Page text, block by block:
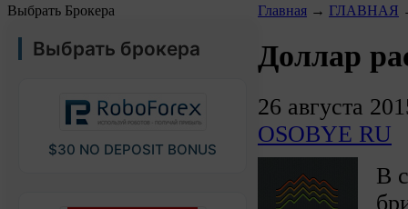
Выбрать Брокера
Выбрать брокера
$30 NO DEPOSIT BONUS
Главная → ГЛАВНАЯ
Доллар
26 августа
OSOBYE RU
В